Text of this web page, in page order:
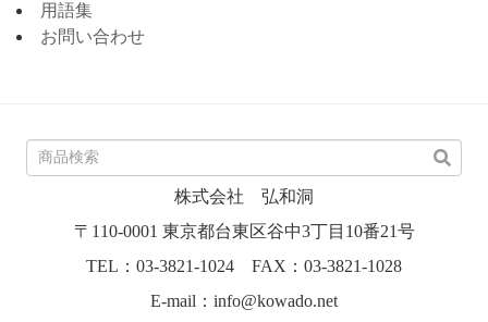
用語集
お問い合わせ
株式会社 弘和洞
〒110-0001 東京都台東区谷中3丁目10番21号
TEL：03-3821-1024 FAX：03-3821-1028
E-mail：info@kowado.net